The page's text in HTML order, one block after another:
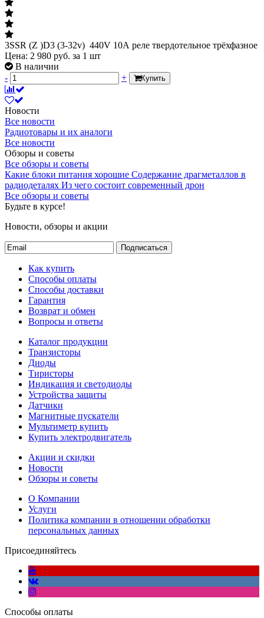
3SSR (Z )D3 (3-32v) 440V 10А реле твердотельное трёхфазное
Цена: 2 980 руб. за 1 шт
В наличии
-
+ Купить
Новости
Все новости
Радиотовары и их аналоги
Все новости
Обзоры и советы
Все обзоры и советы
Какие блоки питания хорошие Содержание драгметаллов в
радиодеталях Из чего состоит современный дрон
Все обзоры и советы
Будьте в курсе!
Новости, обзоры и акции
Подписаться
Как купить
Способы оплаты
Способы доставки
Гарантия
Возврат и обмен
Вопросы и ответы
Каталог продукции
Транзисторы
Диоды
Тиристоры
Индикация и светодиоды
Устройства защиты
Датчики
Магнитные пускатели
Мультиметр купить
Купить электродвигатель
Акции и скидки
Новости
Обзоры и советы
О Компании
Услуги
Политика компании в отношении обработки
персональных данных
Присоединяйтесь
Способы оплаты